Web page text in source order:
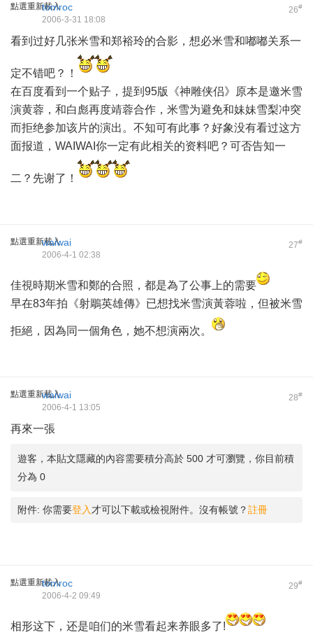
點選重新載入 26#
tomroc
2006-3-31 18:08
看到过好几张米雪和郑裕玲的合影，想必米雪和嘟嘟关系一
定不错吧？！
在百度看到一个贴子，提到95版《神雕侠侣》原本是邀米雪
演黄蓉，和白彪再度靖蓉合作，米雪为避免和妹妹雪梨冲突
而拒绝参加该片的演出。不知可有此事？好象没有看过这方
面报道，WAIWAI你一定有此相关的资料吧？可否告知一
二？先谢了！
點選重新載入 27#
waiwai
2006-4-1 02:38
佳視時期米雪和鄭的合照，都是為了公事上的需要
早在83年拍《射鵰英雄傳》已想找米雪演黃蓉啦，但被米雪
拒絕，因為同一個角色，她不想演兩次。
點選重新載入 28#
waiwai
2006-4-1 13:05
再來一張
遊客，本貼文隱藏的內容需要積分高於 500 才可瀏覽，你目前積
分為 0
附件: 你需要登入 才可以下載或檢視附件。沒有帳號？註冊
點選重新載入 29#
tomroc
2006-4-2 09:49
相形这下，还是咱们的米雪看起来养眼多了!